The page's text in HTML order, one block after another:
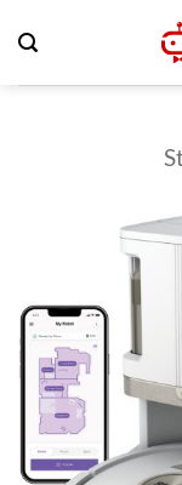
Inhalt
springen